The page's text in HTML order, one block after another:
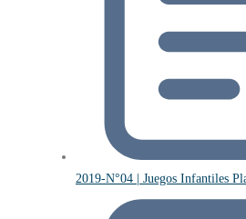
2019-N°04 | Juegos Infantiles